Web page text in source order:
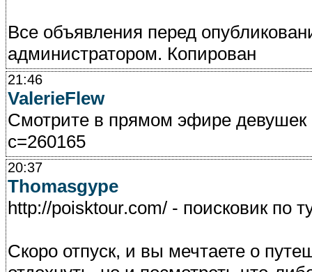
Все объявления перед
администратором. Копирован
21:46
ValerieFlew
Смотрите в прямом эфире девушек
c=260165
20:37
Thomasgype
http://poisktour.com/ - поисковик по
Скоро отпуск, и вы мечтаете о